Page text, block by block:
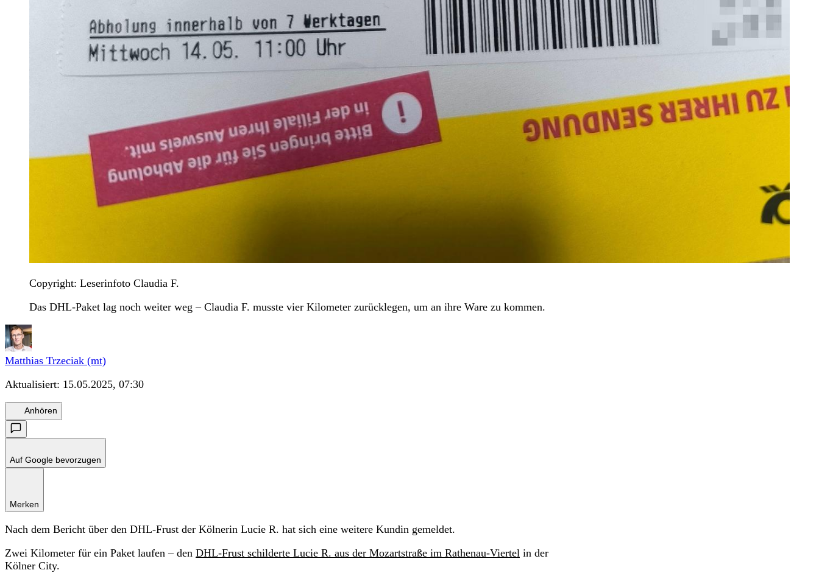
Copyright: Leserinfoto Claudia F.
Das DHL-Paket lag noch weiter weg – Claudia F. musste vier Kilometer zurücklegen, um an ihre Ware zu kommen.
Matthias Trzeciak (mt)
Aktualisiert: 15.05.2025, 07:30
Anhören
Auf Google bevorzugen
Merken
Nach dem Bericht über den DHL-Frust der Kölnerin Lucie R. hat sich eine weitere Kundin gemeldet.
Zwei Kilometer für ein Paket laufen – den DHL-Frust schilderte Lucie R. aus der Mozartstraße im Rathenau-Viertel in der
Kölner City.